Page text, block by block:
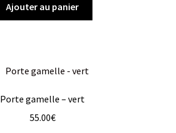
Ajouter au panier
Porte gamelle – vert
55.00€